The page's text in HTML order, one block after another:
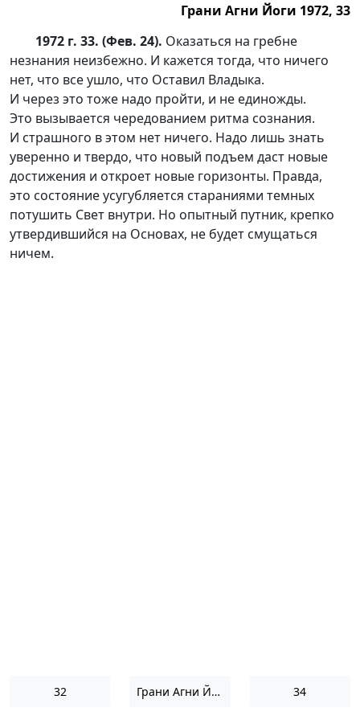
Грани Агни Йоги 1972, 33
1972 г. 33. (Фев. 24). Оказаться на гребне
незнания неизбежно. И кажется тогда, что ничего
нет, что все ушло, что Оставил Владыка.
И через это тоже надо пройти, и не единожды.
Это вызывается чередованием ритма сознания.
И страшного в этом нет ничего. Надо лишь знать
уверенно и твердо, что новый подъем даст новые
достижения и откроет новые горизонты. Правда,
это состояние усугубляется стараниями темных
потушить Свет внутри. Но опытный путник, крепко
утвердившийся на Основах, не будет смущаться
ничем.
32 Грани Агни Йоги 1972 34